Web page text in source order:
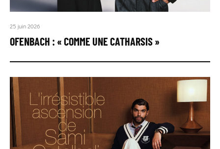
25 juin 2026
OFENBACH : « COMME UNE CATHARSIS »